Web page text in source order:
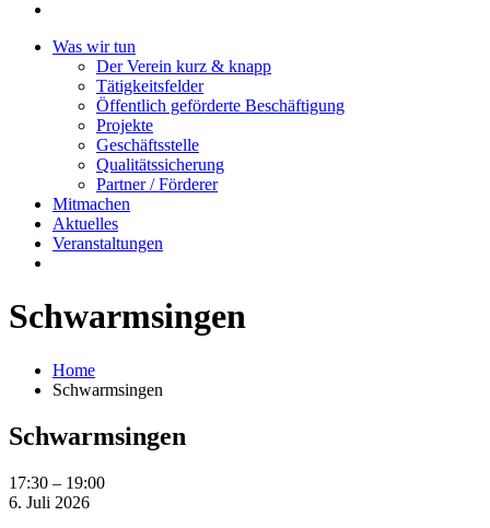
Was wir tun
Der Verein kurz & knapp
Tätigkeitsfelder
Öffentlich geförderte Beschäftigung
Projekte
Geschäftsstelle
Qualitätssicherung
Partner / Förderer
Mitmachen
Aktuelles
Veranstaltungen
Schwarmsingen
Home
Schwarmsingen
Schwarmsingen
Schwarmsingen
17:30 – 19:00
6. Juli 2026